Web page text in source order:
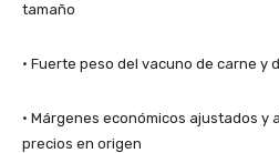
tamaño
• Fuerte peso del vacuno de carne y
• Márgenes económicos ajustados y
precios en origen